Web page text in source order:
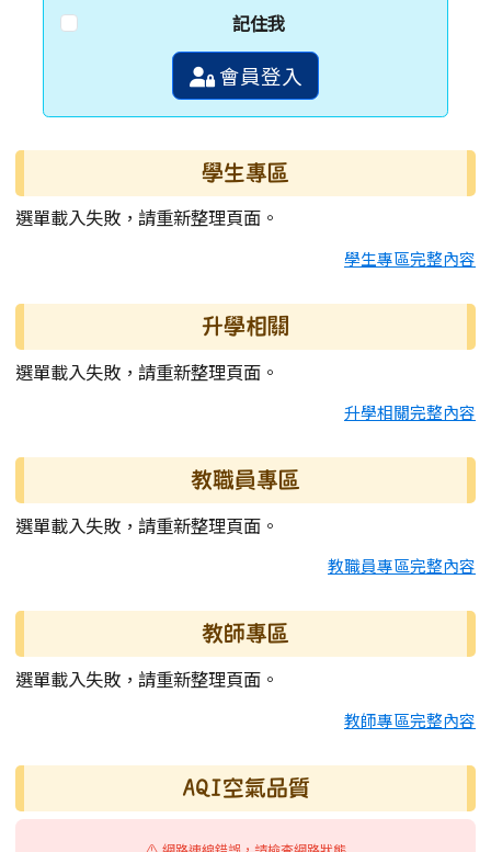
記住我
會員登入
學生專區
選單載入失敗，請重新整理頁面。
學生專區完整內容
升學相關
選單載入失敗，請重新整理頁面。
升學相關完整內容
教職員專區
選單載入失敗，請重新整理頁面。
教職員專區完整內容
教師專區
選單載入失敗，請重新整理頁面。
教師專區完整內容
AQI空氣品質